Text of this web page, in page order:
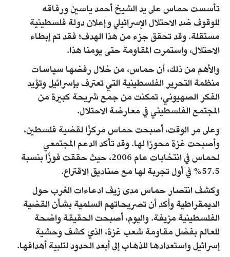
تأسست حماس على يد الشيخ أحمد ياسين ورفاقه
للوقوف ضد الاحتلال الإسرائيلي وإعلان دولة فلسطينية
مستقلة. وقد تحقق جزء من هذا الهدف؛ فقد تم إبطاء
الاحتلال، واستمرت المقاومة حتى يومنا هذا.
والأهم من ذلك، أن حماس، من خلال رفضها سياسات
منظمة التحرير الفلسطينية التي تعترف بإسرائيل وتؤيد
الفكر الصهيوني، تمكنت من جمع شريحة كبيرة من
المجتمع الفلسطيني في معارضة الاحتلال.
وعلى مر الوقت، أصبحت حماس مركزًا لقضية فلسطين،
وأصبحت غزة محورًا لها. وقد تأكد الدعم المجتمعي
لحماس في انتخابات عام 2006، حيث حققت فوزًا بنسبة
57.5% في أول تجربة لها مع صناديق الاقتراع.
وكشف انتصار حماس مدى زيف ادعاءات الغرب حول
الديمقراطية وأكد أن تصريحاتهم السلمية بشأن القضية
الفلسطينية مزيفة. واليوم، أصبحت الحقيقة واضحة
للعالم بفضل مقاومة شعب غزة، الذي كشف وحشية
إسرائيل واستعدادها للذهاب إلى أبعد الحدود لتلبية أهدافها.